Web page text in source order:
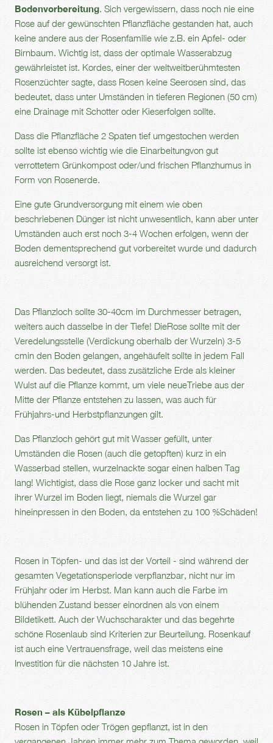
Bodenvorbereitung. Sich vergewissern, dass noch nie eine
Rose auf der gewünschten Pflanzfläche gestanden hat, auch
keine andere aus der Rosenfamilie wie z.B. ein Apfel- oder
Birnbaum. Wichtig ist, dass der optimale Wasserabzug
gewährleistet ist. Kordes, einer der weltweitberühmtesten
Rosenzüchter sagte, dass Rosen keine Seerosen sind, das
bedeutet, dass unter Umständen in tieferen Regionen (50 cm)
eine Drainage mit Schotter oder Kieserfolgen sollte.
Dass die Pflanzfläche 2 Spaten tief umgestochen werden
sollte ist ebenso wichtig wie die Einarbeitungvon gut
verrottetem Grünkompost oder/und frischen Pflanzhumus in
Form von Rosenerde.
Eine gute Grundversorgung mit einem wie oben
beschriebenen Dünger ist nicht unwesentlich, kann aber unter
Umständen auch erst noch 3-4 Wochen erfolgen, wenn der
Boden dementsprechend gut vorbereitet wurde und dadurch
ausreichend versorgt ist.
Das Pflanzloch sollte 30-40cm im Durchmesser betragen,
weiters auch dasselbe in der Tiefe! DieRose sollte mit der
Veredelungsstelle (Verdickung oberhalb der Wurzeln) 3-5
cmin den Boden gelangen, angehäufelt sollte in jedem Fall
werden. Das bedeutet, dass zusätzliche Erde als kleiner
Wulst auf die Pflanze kommt, um viele neueTriebe aus der
Mitte der Pflanze entstehen zu lassen, was auch für
Frühjahrs-und Herbstpflanzungen gilt.
Das Pflanzloch gehört gut mit Wasser gefüllt, unter
Umständen die Rosen (auch die getopften) kurz in ein
Wasserbad stellen, wurzelnackte sogar einen halben Tag
lang! Wichtigist, dass die Rose ganz locker und sacht mit
ihrer Wurzel im Boden liegt, niemals die Wurzel gar
hineinpressen in den Boden, da entstehen zu 100 %Schäden!
Rosen in Töpfen- und das ist der Vorteil - sind während der
gesamten Vegetationsperiode verpflanzbar, nicht nur im
Frühjahr oder im Herbst. Man kann auch die Farbe im
blühenden Zustand besser einordnen als von einem
Bildetikett. Auch der Wuchscharakter und das begehrte
schöne Rosenlaub sind Kriterien zur Beurteilung. Rosenkauf
ist auch eine Vertrauensfrage, weil das meistens eine
Investition für die nächsten 10 Jahre ist.
Rosen – als Kübelpflanze
Rosen in Töpfen oder Trögen gepflanzt, ist in den